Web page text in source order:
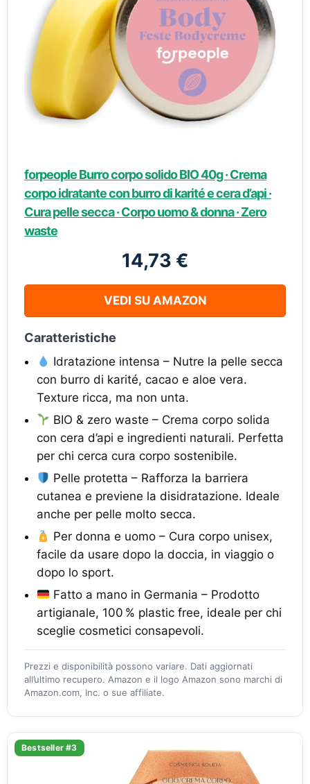
forpeople Burro corpo solido BIO 40g · Crema
corpo idratante con burro di karité e cera d’api ·
Cura pelle secca · Corpo uomo & donna · Zero
waste
14,73 €
VEDI SU AMAZON
Caratteristiche
Idratazione intensa – Nutre la pelle secca
con burro di karité, cacao e aloe vera.
Texture ricca, ma non unta.
BIO & zero waste – Crema corpo solida
con cera d’api e ingredienti naturali. Perfetta
per chi cerca cura corpo sostenibile.
Pelle protetta – Rafforza la barriera
cutanea e previene la disidratazione. Ideale
anche per pelle molto secca.
Per donna e uomo – Cura corpo unisex,
facile da usare dopo la doccia, in viaggio o
dopo lo sport.
Fatto a mano in Germania – Prodotto
artigianale, 100 % plastic free, ideale per chi
sceglie cosmetici consapevoli.
Prezzi e disponibilità possono variare. Dati aggiornati
all’ultimo recupero. Amazon e il logo Amazon sono marchi di
Amazon.com, Inc. o sue affiliate.
Bestseller #3